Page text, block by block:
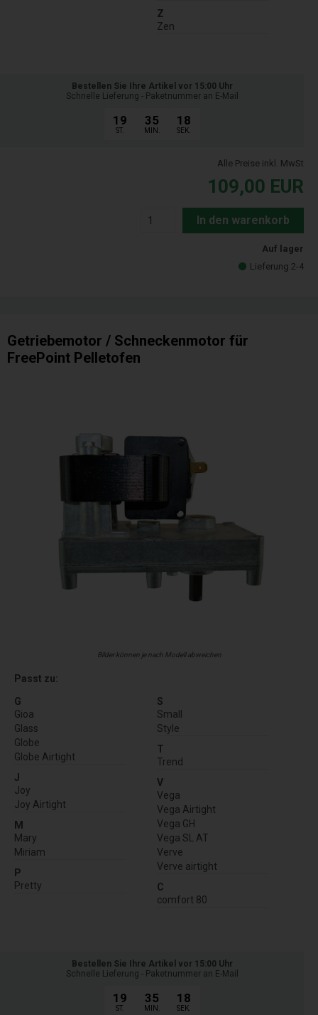
Z
Zen
Bestellen Sie Ihre Artikel vor 15:00 Uhr
Schnelle Lieferung - Paketnummer an E-Mail
19
ST.
35
MIN.
17
SEK.
Alle Preise inkl. MwSt
109,00 EUR
In den warenkorb
Auf lager
Lieferung 2-4
Getriebemotor / Schneckenmotor für
FreePoint Pelletofen
Bilder können je nach Modell abweichen
Passt zu:
G
Gioa
Glass
Globe
Globe Airtight
J
Joy
Joy Airtight
M
Mary
Miriam
P
Pretty
S
Small
Style
T
Trend
V
Vega
Vega Airtight
Vega GH
Vega SL AT
Verve
Verve airtight
C
comfort 80
Bestellen Sie Ihre Artikel vor 15:00 Uhr
Schnelle Lieferung - Paketnummer an E-Mail
19
ST.
35
MIN.
17
SEK.